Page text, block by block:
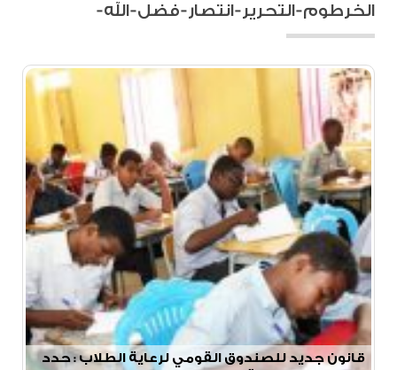
ﺍﻟﺨﺮﻃﻮﻡ-التحرير-انتصار-فضل-الله-
ﻗﺎﻧﻮﻥ ﺟﺪﻳﺪ ﻟﻠﺼﻨﺪﻭﻕ ﺍﻟﻘﻮﻣﻲ ﻟﺮﻋﺎﻳﺔ ﺍﻟﻄﻼﺏ : حدد